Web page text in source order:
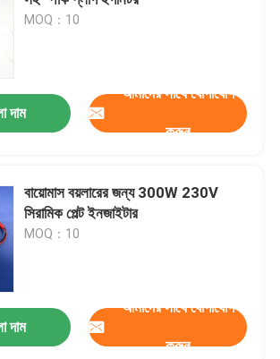
MOQ：10
দাম
আমাদের সাথে যোগাযোগ
করুন
বায়োমাস বয়লারের জন্য 300W 230V
সিরামিক পেল্ট ইনজাইটার
MOQ：10
দাম
আমাদের সাথে যোগাযোগ
করুন